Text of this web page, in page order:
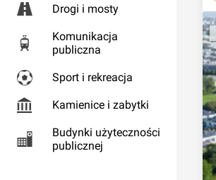
Drogi i mosty
Komunikacja
publiczna
Sport i rekreacja
Kamienice i zabytki
Budynki użyteczności
publicznej